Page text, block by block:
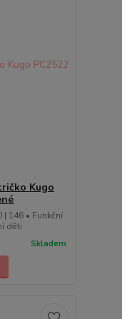
Kugo
| 146 • Funkční
děti
Skladem